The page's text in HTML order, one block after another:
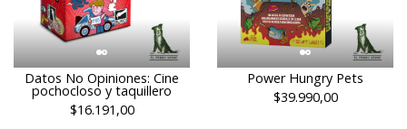
Datos No Opiniones: Cine
pochocloso y taquillero
$16.191,00
Power Hungry Pets
$39.990,00